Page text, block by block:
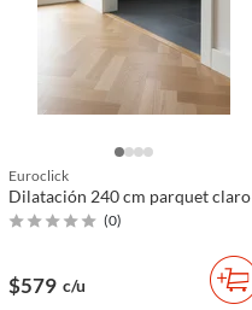
Euroclick
Dilatación 240 cm parquet claro
(0)
$579 c/u